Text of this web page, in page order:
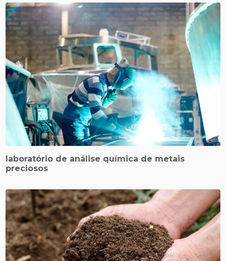
laboratório de análise química de metais
preciosos